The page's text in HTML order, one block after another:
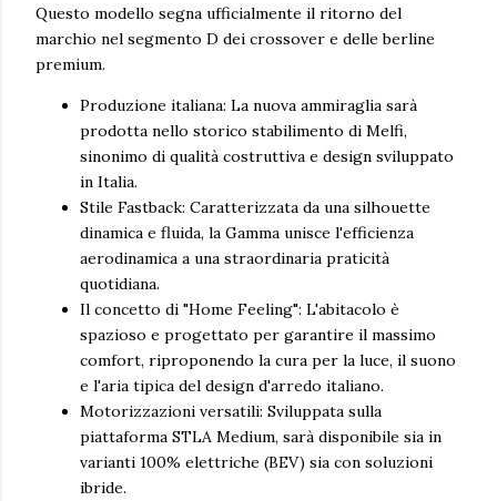
Questo modello segna ufficialmente il ritorno del
marchio nel segmento D dei crossover e delle berline
premium.
Produzione italiana: La nuova ammiraglia sarà
prodotta nello storico stabilimento di Melfi,
sinonimo di qualità costruttiva e design sviluppato
in Italia.
Stile Fastback: Caratterizzata da una silhouette
dinamica e fluida, la Gamma unisce l'efficienza
aerodinamica a una straordinaria praticità
quotidiana.
Il concetto di "Home Feeling": L'abitacolo è
spazioso e progettato per garantire il massimo
comfort, riproponendo la cura per la luce, il suono
e l'aria tipica del design d'arredo italiano.
Motorizzazioni versatili: Sviluppata sulla
piattaforma STLA Medium, sarà disponibile sia in
varianti 100% elettriche (BEV) sia con soluzioni
ibride.